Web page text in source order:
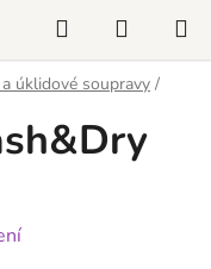
Hledat
KOŠÍK
úklidové soupravy /